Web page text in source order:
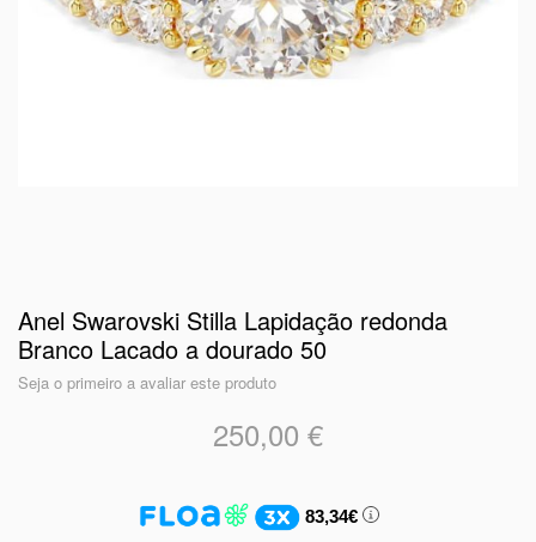
Anel Swarovski Stilla Lapidação redonda
Branco Lacado a dourado 50
Seja o primeiro a avaliar este produto
250,00 €
83,34€